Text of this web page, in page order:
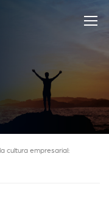
cultura empresarial: